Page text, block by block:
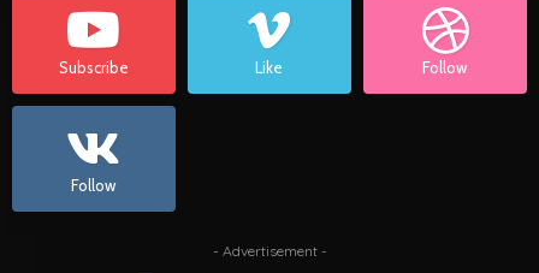
Subscribe Like Follow
Follow
- Advertisement -